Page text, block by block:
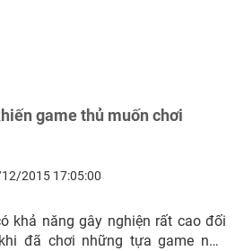
game thủ muốn chơi
2015 17:05:00
khả năng gây nghiện rất cao đối
đã chơi những tựa game này,